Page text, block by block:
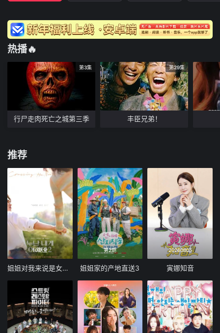
热播🔥
第3集
行尸走肉死亡之城第三季
第29集
丰臣兄弟！
推荐
10期全
姐姐对我来说是女人2
第2期
姐姐家的产地直送3
20260805
寅娜知音